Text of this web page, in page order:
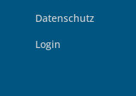
Datenschutz
Login